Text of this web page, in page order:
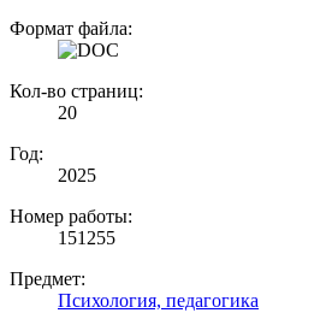
Формат файла:
Кол-во страниц:
20
Год:
2025
Номер работы:
151255
Предмет:
Психология, педагогика